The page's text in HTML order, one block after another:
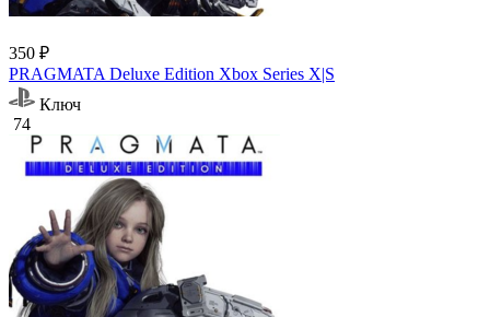
350 ₽
PRAGMATA Deluxe Edition Xbox Series X|S
Ключ
74